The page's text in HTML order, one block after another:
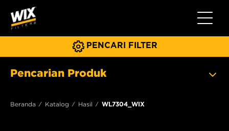
Beralih
PENCARI FILTER
Pencarian Produk
Beranda Katalog Hasil WL7304_WIX